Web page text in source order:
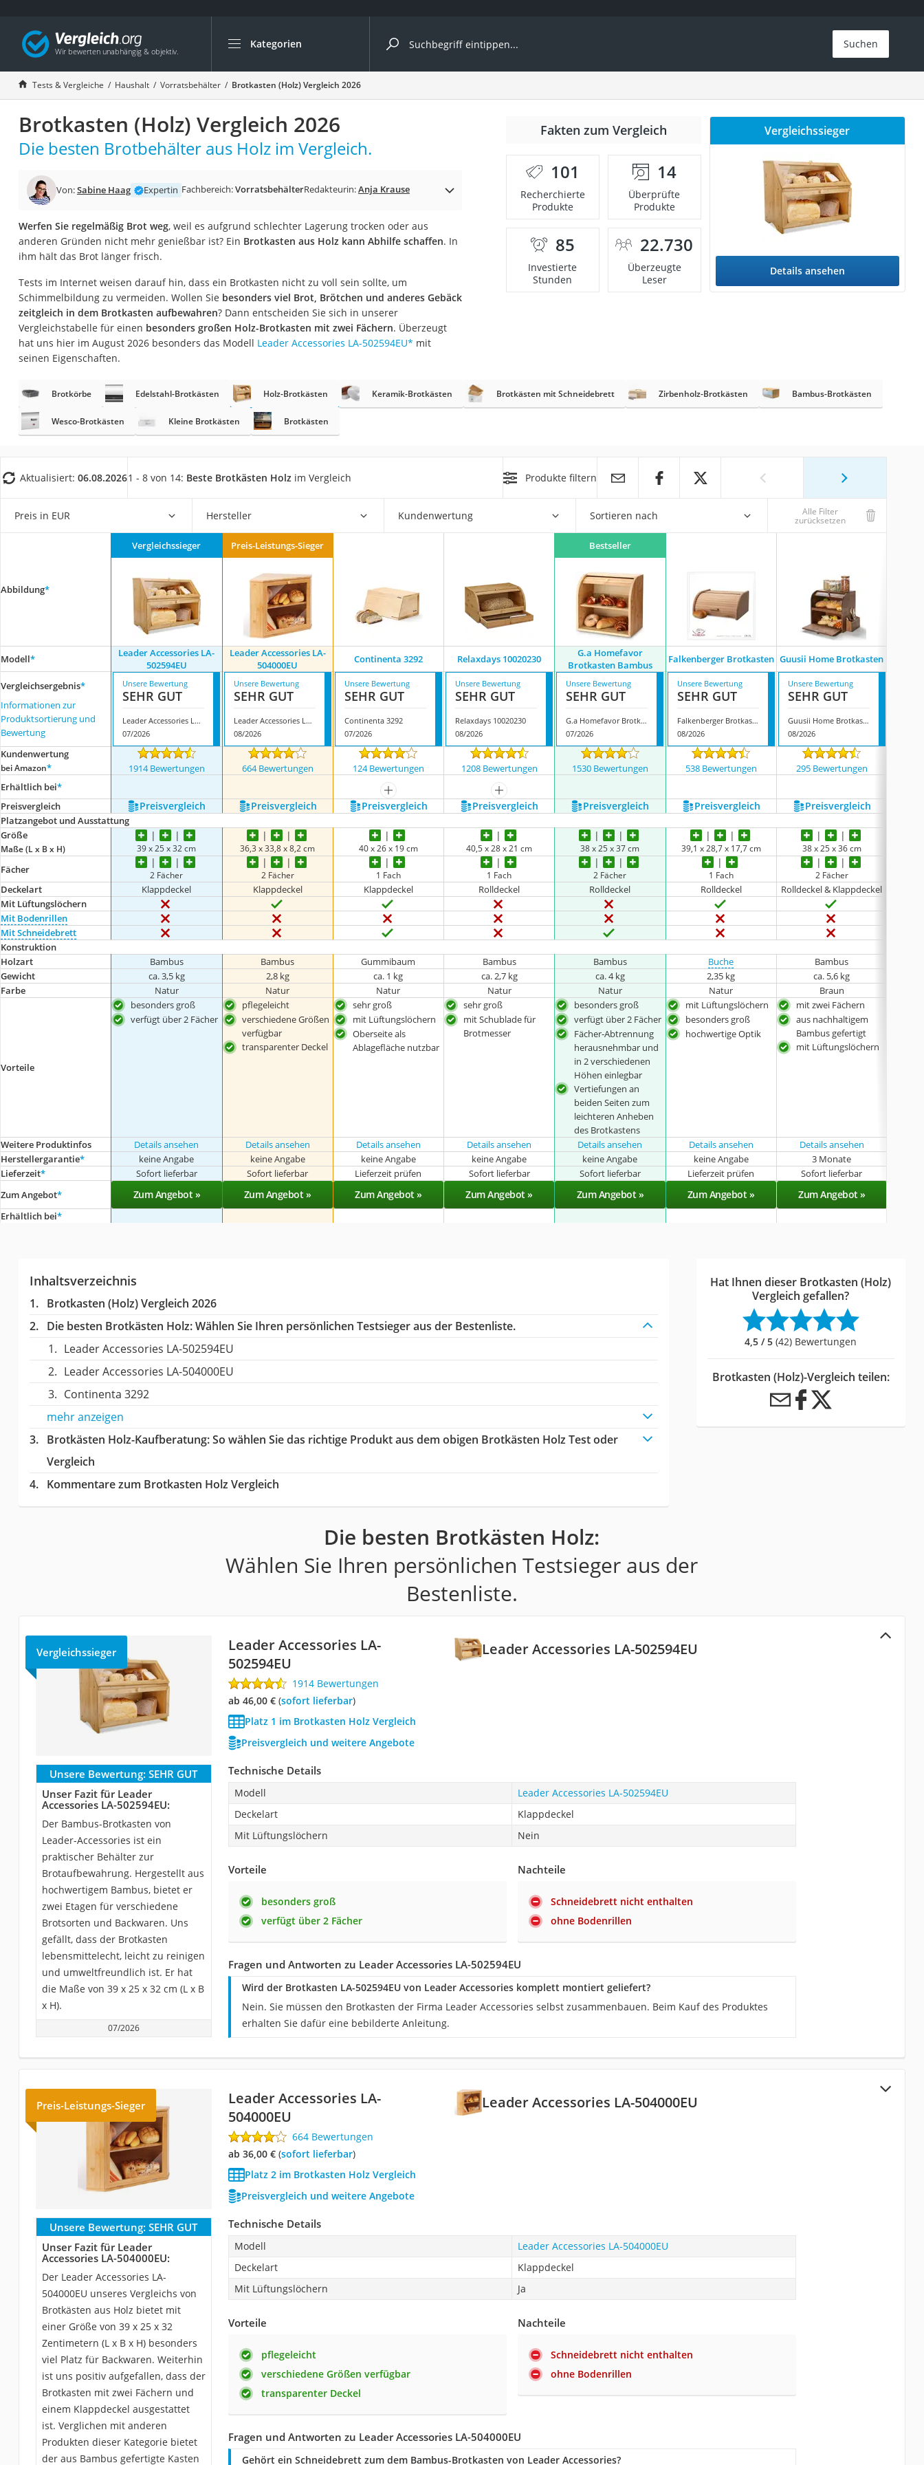
Kategorien
Die beliebtesten Vergleiche nach Kategorie
Haushalt
Wassersprudler
Zentralstaubsauger
Brotbackautomat
Wäschespinne
Spülmaschinentabs
AEG-Waschmaschine
Saug-Wisch-Roboter
Handstaubsauger
Kondenstrockner
Reiskocher
Heißwasserspender
Ecovacs-Saugroboter
Messerschärfer
Service
Suchen
Tests & Vergleiche Haushalt Vorratsbehälter Brotkasten (Holz) Vergleich 2026
Brotkasten (Holz) Vergleich 2026
Die besten Brotbehälter aus Holz im Vergleich.
Von:Sabine Haag Expertin Fachbereich:VorratsbehälterRedakteurin:Anja Krause
Werfen Sie regelmäßig Brot weg, weil es aufgrund schlechter Lagerung trocken oder aus
anderen Gründen nicht mehr genießbar ist? Ein Brotkasten aus Holz kann Abhilfe schaffen. In
ihm hält das Brot länger frisch.
Tests im Internet weisen darauf hin, dass ein Brotkasten nicht zu voll sein sollte, um
Schimmelbildung zu vermeiden. Wollen Sie besonders viel Brot, Brötchen und anderes Gebäck
zeitgleich in dem Brotkasten aufbewahren? Dann entscheiden Sie sich in unserer
Vergleichstabelle für einen besonders großen Holz-Brotkasten mit zwei Fächern. Überzeugt
hat uns hier im August 2026 besonders das Modell Leader Accessories LA-502594EU* mit
seinen Eigenschaften.
Fakten zum Vergleich
101
Recherchierte
Produkte
14
Überprüfte
Produkte
85
Investierte
Stunden
22.730
Überzeugte
Leser
Vergleichssieger
Details ansehen
Brotkörbe Edelstahl-Brotkästen Holz-Brotkästen Keramik-Brotkästen Brotkästen mit Schneidebrett Zirbenholz-Brotkästen Bambus-Brotkästen
Wesco-Brotkästen Kleine Brotkästen Brotkästen
Aktualisiert: 06.08.20261 - 8 von 14: Beste Brotkästen Holz im Vergleich Produkte filtern
Preis in EUR Hersteller Kundenwertung Sortieren nach Alle Filter
zurücksetzen
Abbildung*
Vergleichssieger Preis-Leistungs-Sieger Bestseller
Modell*
Leader Accessories LA-
502594EU
Leader Accessories LA-
504000EU
Continenta 3292 Relaxdays 10020230
G.a Homefavor
Brotkasten Bambus
Falkenberger Brotkasten Guusii Home Brotkasten
Vergleichsergebnis*
Informationen zur
Produktsortierung und
Bewertung
Unsere Bewertung
SEHR GUT
Leader Accessories LA-502594EU
07/2026
Unsere Bewertung
SEHR GUT
Leader Accessories LA-504000EU
08/2026
Unsere Bewertung
SEHR GUT
Continenta 3292
07/2026
Unsere Bewertung
SEHR GUT
Relaxdays 10020230
08/2026
Unsere Bewertung
SEHR GUT
G.a Homefavor Brotkasten Bambus
07/2026
Unsere Bewertung
SEHR GUT
Falkenberger Brotkasten
08/2026
Unsere Bewertung
SEHR GUT
Guusii Home Brotkasten
08/2026
Kundenwertung
bei Amazon* 1914 Bewertungen 664 Bewertungen 124 Bewertungen 1208 Bewertungen 1530 Bewertungen 538 Bewertungen 295 Bewertungen
Erhältlich bei*
mehr anzeigen
mehr anzeigen
Preis­vergleich
Preis­vergleich Preis­vergleich Preis­vergleich Preis­vergleich Preis­vergleich Preis­vergleich Preis­vergleich
Platzangebot und Ausstattung
Größe
Maße (L x B x H) 39 x 25 x 32 cm 36,3 x 33,8 x 8,2 cm 40 x 26 x 19 cm 40,5 x 28 x 21 cm 38 x 25 x 37 cm 39,1 x 28,7 x 17,7 cm 38 x 25 x 36 cm
Fächer 2 Fächer 2 Fächer 1 Fach 1 Fach 2 Fächer 1 Fach 2 Fächer
Deckelart Klappdeckel Klappdeckel Klappdeckel Rolldeckel Rolldeckel Rolldeckel Rolldeckel & Klappdeckel
Mit Lüftungslöchern
Mit Bodenrillen
Mit Schneidebrett
Konstruktion
Holzart
Bambus Bambus Gummibaum Bambus Bambus Buche
Bambus
Gewicht
ca. 3,5 kg 2,8 kg ca. 1 kg ca. 2,7 kg ca. 4 kg 2,35 kg
ca. 5,6 kg
Farbe
Natur Natur Natur Natur Natur Natur Braun
Vorteile
besonders groß
verfügt über 2 Fächer
pflegeleicht
verschiedene Größen
verfügbar
transparenter Deckel
sehr groß
mit Lüftungslöchern
Oberseite als
Ablagefläche nutzbar
sehr groß
mit Schublade für
Brotmesser
besonders groß
verfügt über 2 Fächer
Fächer-Abtrennung
herausnehmbar und
in 2 verschiedenen
Höhen einlegbar
Vertiefungen an
beiden Seiten zum
leichteren Anheben
des Brotkastens
mit Lüftungslöchern
besonders groß
hochwertige Optik
mit zwei Fächern
aus nachhaltigem
Bambus gefertigt
mit Lüftungslöchern
Weitere Produktinfos Details ansehen Details ansehen Details ansehen Details ansehen Details ansehen Details ansehen
Details ansehen
Herstellergarantie* keine Angabe keine Angabe keine Angabe keine Angabe keine Angabe keine Angabe 3 Monate
Lieferzeit* Sofort lieferbar Sofort lieferbar Lieferzeit prüfen Sofort lieferbar Sofort lieferbar Lieferzeit prüfen Sofort lieferbar
Zum Angebot* Zum Angebot » Zum Angebot » Zum Angebot » Zum Angebot » Zum Angebot » Zum Angebot » Zum Angebot »
Erhältlich bei*
Inhaltsverzeichnis
Brotkasten (Holz) Vergleich 2026
Die besten Brotkästen Holz:Wählen Sie Ihren persönlichen Testsieger aus der Bestenliste.
Leader Accessories LA-502594EU
Leader Accessories LA-504000EU
Continenta 3292
mehr anzeigen
Brotkästen Holz-Kaufberatung: So wählen Sie das richtige Produkt aus dem obigen Brotkästen Holz Test oder
Vergleich
Kommentare zum Brotkasten Holz Vergleich
Hat Ihnen dieser Brotkasten (Holz)
Vergleich gefallen?
4,5 / 5 (42) Bewertungen
Brotkasten (Holz)-Vergleich teilen:
Die besten Brotkästen Holz:
Wählen Sie Ihren persönlichen Testsieger aus der
Bestenliste.
Leader Accessories LA-502594EU
Vergleichssieger
Leader Accessories LA-
502594EU
1914 Bewertungen
ab 46,00 €( Sofort lieferbar)
Platz 1 im Brotkasten Holz Vergleich
Preisvergleich und weitere Angebote
Unsere Bewertung: SEHR GUT
Unser Fazit für Leader
Accessories LA-502594EU:
Der Bambus-Brotkasten von
Leader-Accessories ist ein
praktischer Behälter zur
Brotaufbewahrung. Hergestellt aus
hochwertigem Bambus, bietet er
zwei Etagen für verschiedene
Brotsorten und Backwaren. Uns
gefällt, dass der Brotkasten
lebensmittelecht, leicht zu reinigen
und umweltfreundlich ist. Er hat
die Maße von 39 x 25 x 32 cm (L x B
x H).
07/2026
Technische Details
Modell
Leader Accessories LA-502594EU
Deckelart
Klappdeckel
Mit Lüftungslöchern
Nein
Vorteile
besonders groß
verfügt über 2 Fächer
Nachteile
Schneidebrett nicht enthalten
ohne Bodenrillen
Fragen und Antworten zu Leader Accessories LA-502594EU
Wird der Brotkasten LA-502594EU von Leader Accessories komplett montiert geliefert?
Nein. Sie müssen den Brotkasten der Firma Leader Accessories selbst zusammenbauen. Beim Kauf des Produktes
erhalten Sie dafür eine bebilderte Anleitung.
Leader Accessories LA-504000EU
Preis-Leistungs-Sieger
Leader Accessories LA-
504000EU
664 Bewertungen
ab 36,00 €( Sofort lieferbar)
Platz 2 im Brotkasten Holz Vergleich
Preisvergleich und weitere Angebote
Unsere Bewertung: SEHR GUT
Unser Fazit für Leader
Accessories LA-504000EU:
Der Leader Accessories LA-
504000EU unseres Vergleichs von
Brotkästen aus Holz bietet mit
einer Größe von 39 x 25 x 32
Zentimetern (L x B x H) besonders
viel Platz für Backwaren. Weiterhin
ist uns positiv aufgefallen, dass der
Brotkasten mit zwei Fächern und
einem Klappdeckel ausgestattet
ist. Verglichen mit anderen
Produkten dieser Kategorie bietet
der aus Bambus gefertigte Kasten
Technische Details
Modell
Leader Accessories LA-504000EU
Deckelart
Klappdeckel
Mit Lüftungslöchern
Ja
Vorteile
pflegeleicht
verschiedene Größen verfügbar
transparenter Deckel
Nachteile
Schneidebrett nicht enthalten
ohne Bodenrillen
Fragen und Antworten zu Leader Accessories LA-504000EU
Gehört ein Schneidebrett zum dem Bambus-Brotkasten von Leader Accessories?